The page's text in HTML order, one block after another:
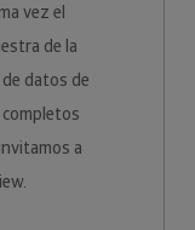
vez el
de la
datos de
a